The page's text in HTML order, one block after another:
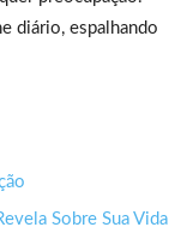
diário, espalhando
Sobre Sua Vida